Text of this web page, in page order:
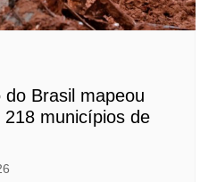
Brasil mapeou
municípios de